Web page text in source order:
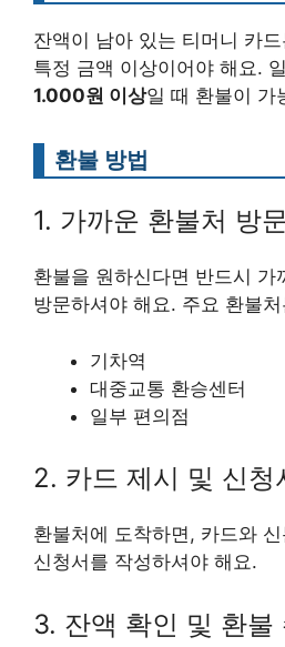
잔액이 남아 있는 티머니 카
특정 금액 이상이어야 해요.
1.000원 이상일 때 환불이 가
환불 방법
1. 가까운 환불처 방
환불을 원하신다면 반드시 가
방문하셔야 해요. 주요 환불
기차역
대중교통 환승센터
일부 편의점
2. 카드 제시 및 신청
환불처에 도착하면, 카드와
신청서를 작성하셔야 해요.
3. 잔액 확인 및 환불